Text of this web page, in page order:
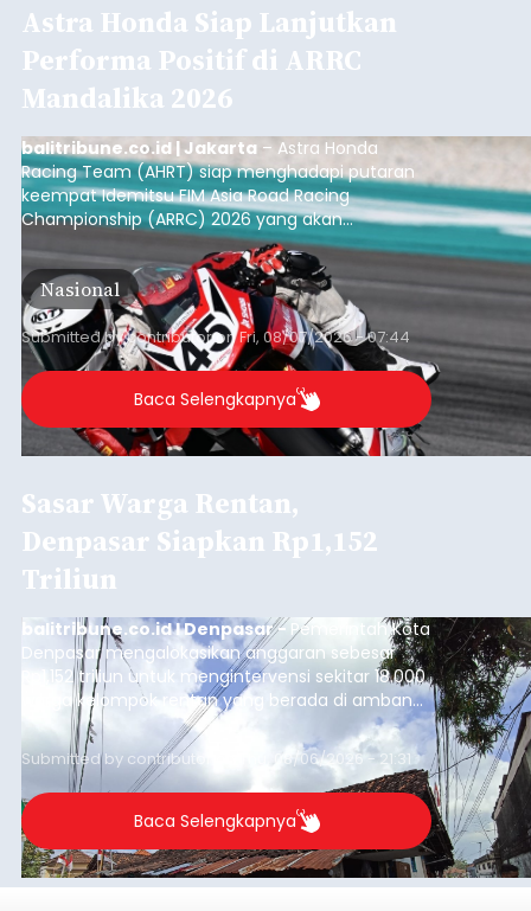
Astra Honda Siap Lanjutkan
Performa Positif di ARRC
Mandalika 2026
balitribune.co.id | Jakarta – Astra Honda
Racing Team (AHRT) siap menghadapi putaran
keempat Idemitsu FIM Asia Road Racing
Championship (ARRC) 2026 yang akan
berlangsung di Pertamina Mandalika
International Circuit, Lombok, Nusa Tenggara
Barat, pada 7–9 Agustus 2026.
Nasional
Submitted bycontributoronFri, 08/07/2026 - 07:44
Baca Selengkapnya
Sasar Warga Rentan,
Denpasar Siapkan Rp1,152
Triliun
balitribune.co.id I Denpasar - Pemerintah Kota
Denpasar mengalokasikan anggaran sebesar
Rp1,152 triliun untuk mengintervensi sekitar 18.000
warga kelompok rentan yang berada di ambang
garis kemiskinan. Langkah strategis ini diambil
guna menjaga masyarakat yang berada pada
kelompok desil 5 dan 6 tersebut agar tidak
merosot ke kategori miskin.
Submitted by contributor Thu, 08/06/2026 - 21:31
Baca Selengkapnya